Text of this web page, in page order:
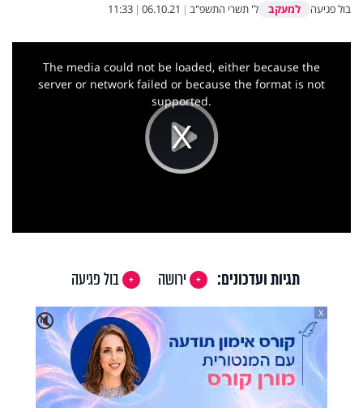
בול פגיעה למעקב ל' תשרי התשפ"ב |
06.10.21
|
11:33
Play
Video
This
The media could not be loaded, either because the
server or network failed or because the format is not
supported.
תגיות ועדכונים: ירושה
בול פגיעה
🔇
X